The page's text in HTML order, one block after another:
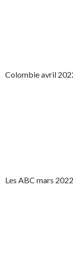
Colombie avril
Les ABC mars 2022